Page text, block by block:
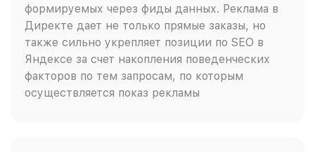
формируемых через фиды данных. Реклама в
Директе дает не только прямые заказы, но
также сильно укрепляет позиции по SEO в
Яндексе за счет накопления поведенческих
факторов по тем запросам, по которым
осуществляется показ рекламы